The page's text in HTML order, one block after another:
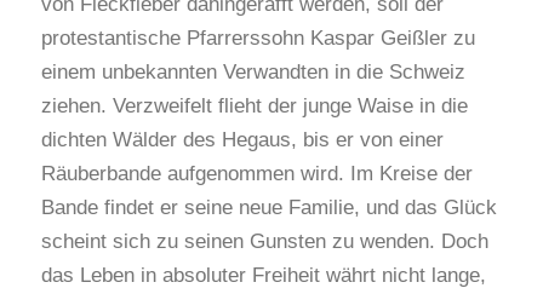
protestantische Pfarrerssohn Kaspar Geißler zu
einem unbekannten Verwandten in die Schweiz
ziehen. Verzweifelt flieht der junge Waise in die
dichten Wälder des Hegaus, bis er von einer
Räuberbande aufgenommen wird. Im Kreise der
Bande findet er seine neue Familie, und das Glück
scheint sich zu seinen Gunsten zu wenden. Doch
das Leben in absoluter Freiheit währt nicht lange,